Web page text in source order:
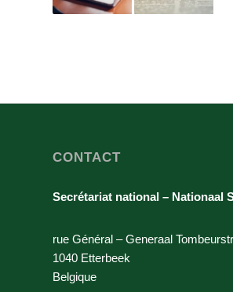
CONTACT
Secrétariat national – Nationaal
rue Général – Generaal
1040 Etterbeek
Belgique